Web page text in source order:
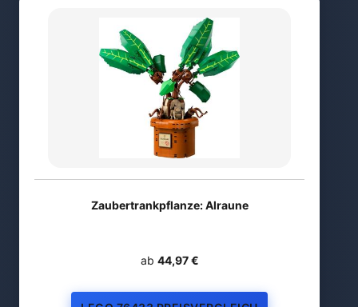
Zaubertrankpflanze: Alraune
ab 44,97 €